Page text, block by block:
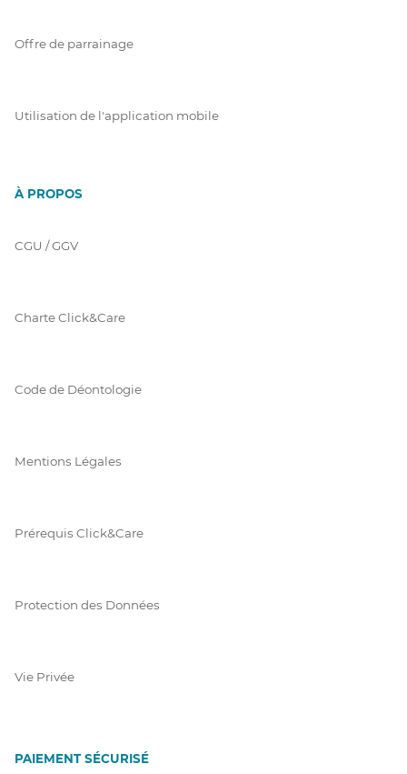
Offre de parrainage
Utilisation de l'application mobile
À PROPOS
CGU / GGV
Charte Click&Care
Code de Déontologie
Mentions Légales
Prérequis Click&Care
Protection des Données
Vie Privée
PAIEMENT SÉCURISÉ